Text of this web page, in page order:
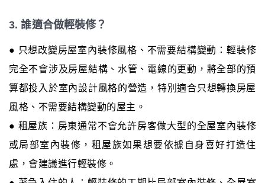
3. 誰適合做輕裝修？
● 只想改變房屋室內裝修風格、不需要結構變動：輕裝修
完全不會涉及房屋結構、水管、電線的更動，將全部的預
算都投入於室內設計風格的營造，特別適合只想轉換房屋
風格、不需要結構變動的屋主。
● 租屋族：房東通常不會允許房客做大型的全屋室內裝修
或局部室內裝修，租屋族如果想要依據自身喜好打造住
處，會建議進行輕裝修。